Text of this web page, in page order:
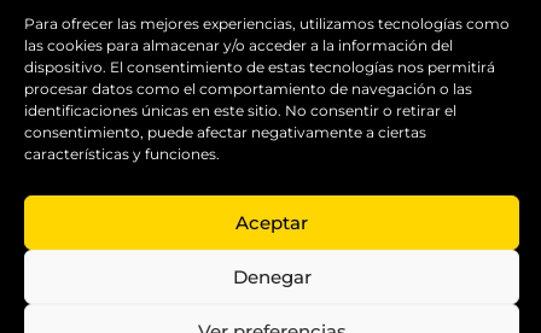
Para ofrecer las mejores experiencias, utilizamos tecnologías como
las cookies para almacenar y/o acceder a la información del
dispositivo. El consentimiento de estas tecnologías nos permitirá
procesar datos como el comportamiento de navegación o las
identificaciones únicas en este sitio. No consentir o retirar el
consentimiento, puede afectar negativamente a ciertas
características y funciones.
Aceptar
Denegar
deportivos
para todas las
disciplinas,
garantizando
la calidad y el
servicio.
Copyright ©
Solutions